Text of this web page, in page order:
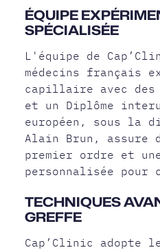
ÉQUIPE
SPÉCIALISÉE
L'équipe de
médecins français
capillaire avec des
et un Diplôme
européen, sous la
Alain Brun, assure
premier ordre et
personnalisée pour
TECHNIQUES
GREFFE
Cap’Clinic adopte